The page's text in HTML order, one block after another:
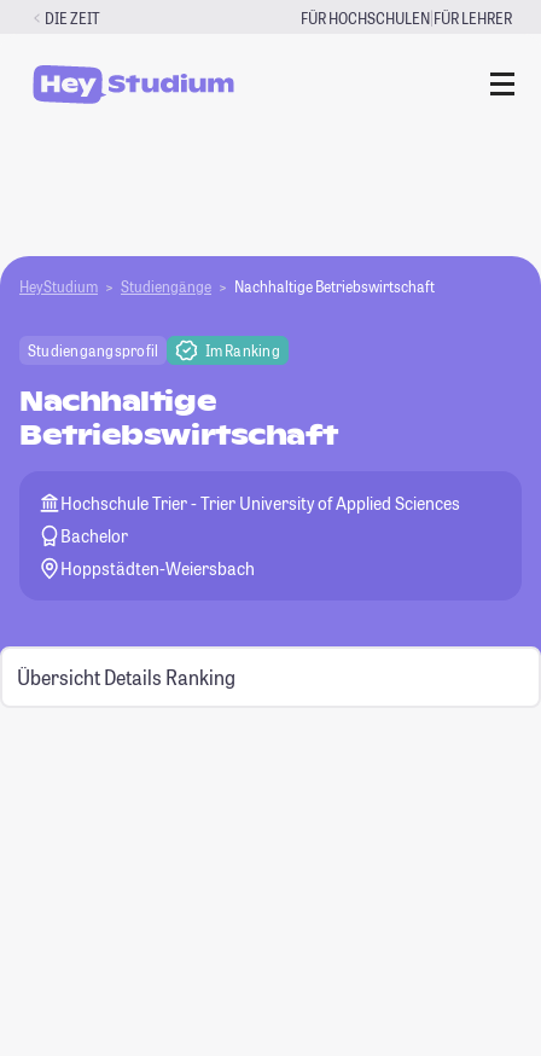
Zum
springen
DIE ZEIT FÜR HOCHSCHULEN|FÜR LEHRER
HeyStudium Studiengänge Nachhaltige Betriebswirtschaft
Studiengangsprofil Im Ranking
Nachhaltige
Betriebswirtschaft
Hochschule Trier - Trier University of Applied Sciences
Bachelor
Hoppstädten-Weiersbach
Übersicht Details Ranking